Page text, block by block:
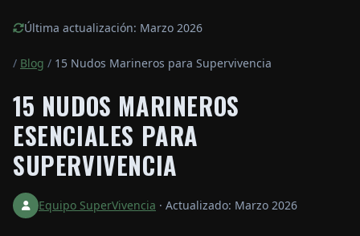
Última actualización: Marzo 2026
/ Blog / 15 Nudos Marineros para Supervivencia
15 NUDOS MARINEROS
ESENCIALES PARA
SUPERVIVENCIA
Equipo SuperVivencia · Actualizado: Marzo 2026